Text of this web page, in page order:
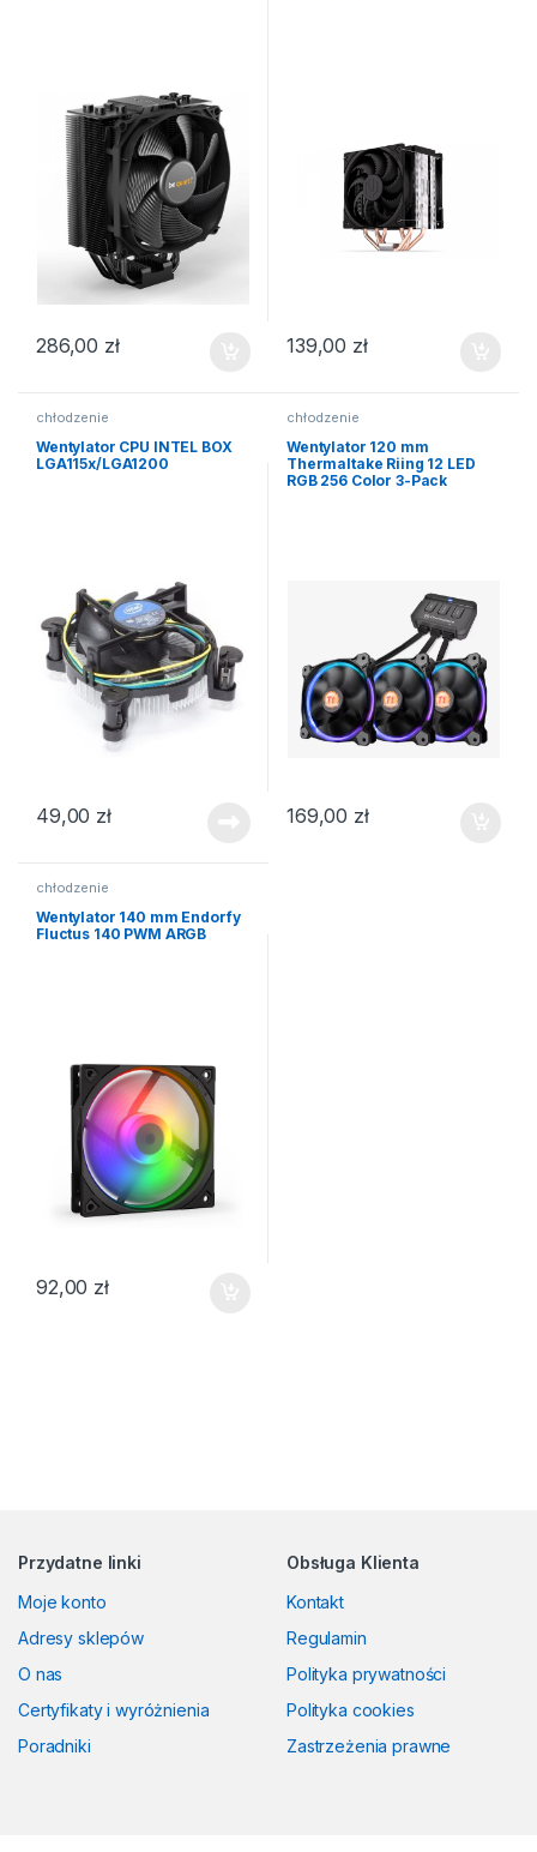
286,00 zł 139,00 zł
chłodzenie
Wentylator CPU INTEL BOX
LGA115x/LGA1200
49,00 zł
chłodzenie
Wentylator 120 mm
Thermaltake Riing 12 LED
RGB 256 Color 3-Pack
169,00 zł
chłodzenie
Wentylator 140 mm Endorfy
Fluctus 140 PWM ARGB
92,00 zł
Przydatne linki
Moje konto
Adresy sklepów
O nas
Certyfikaty i wyróżnienia
Poradniki
Obsługa Klienta
Kontakt
Regulamin
Polityka prywatności
Polityka cookies
Zastrzeżenia prawne